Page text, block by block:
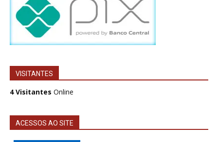
VISITANTES
4 Visitantes Online
ACESSOS AO SITE